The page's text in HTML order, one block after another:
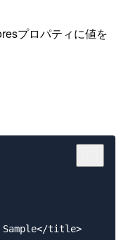
プロパティに値を
title>